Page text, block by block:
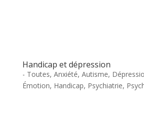
Handicap et dépression
- Toutes, Anxiété, Autisme,
Émotion, Handicap, Psychiatrie,